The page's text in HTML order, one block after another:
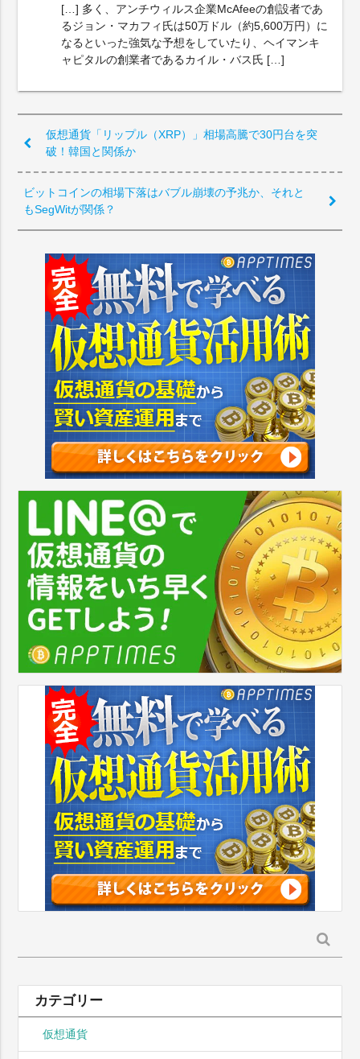
[…] 多く、アンチウィルス企業McAfeeの創設者であ
るジョン・マカフィ氏は50万ドル（約5,600万円）に
なるといった強気な予想をしていたり、ヘイマンキ
ャピタルの創業者であるカイル・バス氏 […]
仮想通貨「リップル（XRP）」相場高騰で30円台を突
破！韓国と関係か
ビットコインの相場下落はバブル崩壊の予兆か、それと
もSegWitが関係？
索:
カテゴリー
仮想通貨